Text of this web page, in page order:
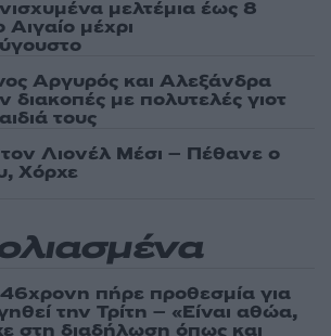
μελτέμια έως 8
μέχρι
Αργυρός και Αλεξάνδρα
διακοπές με πολυτελές γιοτ
τους
Λιονέλ Μέσι – Πέθανε ο
Χόρχε
πήρε προθεσμία για
την Τρίτη – «Είναι αθώα,
στη διαδήλωση όπως και